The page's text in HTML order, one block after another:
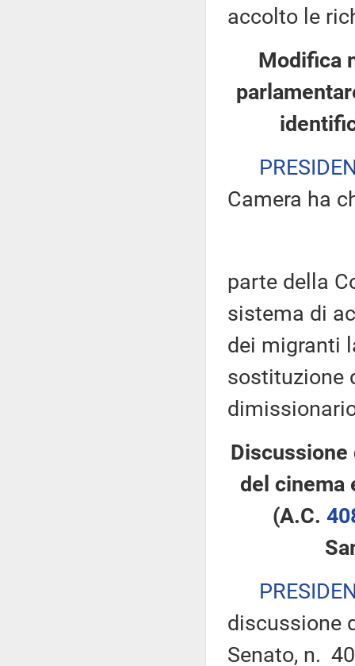
accolto le
Modifica
Camera ha
parte della
sistema di
dei migranti
sostituzione
del cinema
(A.C.
discussione
Senato, n.